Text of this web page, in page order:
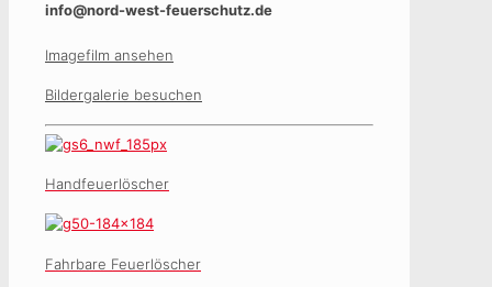
info@nord-west-feuerschutz.de
Imagefilm ansehen
Bildergalerie besuchen
Handfeuerlöscher
Fahrbare Feuerlöscher